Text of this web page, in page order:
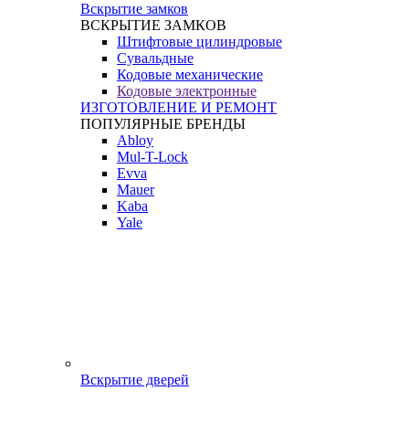
Вскрытие замков
ВСКРЫТИЕ ЗАМКОВ
Штифтовые цилиндровые
Сувальдные
Кодовые механические
Кодовые электронные
ИЗГОТОВЛЕНИЕ И РЕМОНТ
ПОПУЛЯРНЫЕ БРЕНДЫ
Abloy
Mul-T-Lock
Evva
Mauer
Kaba
Yale
Вскрытие дверей